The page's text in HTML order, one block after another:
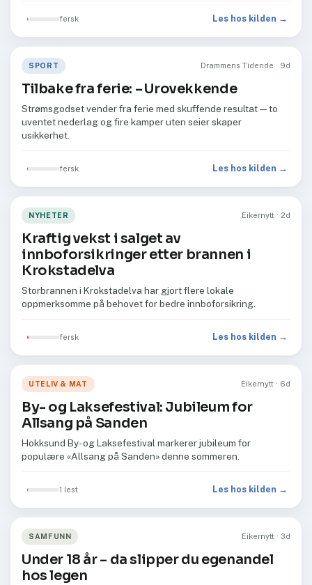
fersk Les hos kilden →
SPORT Drammens Tidende · 9d
Tilbake fra ferie: –⁠ Urovekkende
Strømsgodset vender fra ferie med skuffende resultat — to
uventet nederlag og fire kamper uten seier skaper
usikkerhet.
fersk Les hos kilden →
NYHETER Eikernytt · 2d
Kraftig vekst i salget av
innboforsikringer etter brannen i
Krokstadelva
Storbrannen i Krokstadelva har gjort flere lokale
oppmerksomme på behovet for bedre innboforsikring.
fersk Les hos kilden →
UTELIV & MAT Eikernytt · 6d
By- og Laksefestival: Jubileum for
Allsang på Sanden
Hokksund By- og Laksefestival markerer jubileum for
populære «Allsang på Sanden» denne sommeren.
1 lest Les hos kilden →
SAMFUNN Eikernytt · 3d
Under 18 år – da slipper du egenandel
hos legen